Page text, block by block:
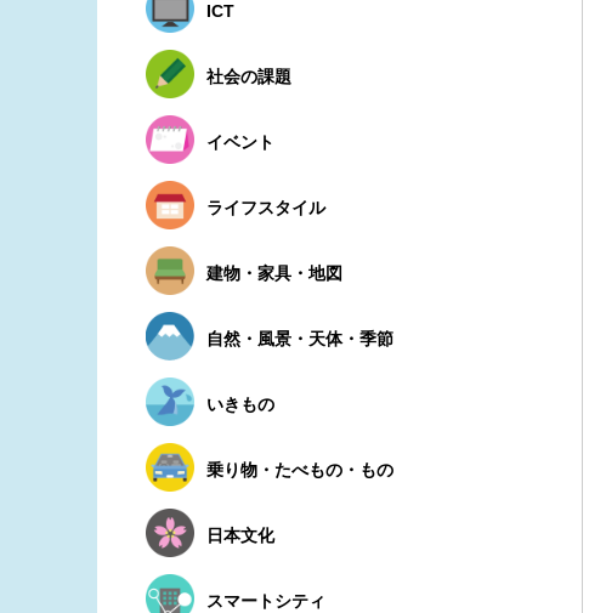
ICT
社会の課題
イベント
ライフスタイル
建物・家具・地図
自然・風景・天体・季節
いきもの
乗り物・たべもの・もの
日本文化
スマートシティ